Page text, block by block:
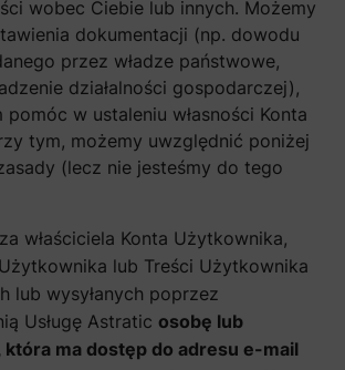
wobec Ciebie lub innych. Możemy
dokumentacji (np. dowodu
przez władze państwowe,
działalności gospodarczej),
w ustaleniu własności Konta
tym, możemy uwzględnić poniżej
(lecz nie jesteśmy do tego
właściciela Konta Użytkownika,
lub Treści Użytkownika
lub wysyłanych poprzez
Usługę Astratic osobę lub
która ma dostęp do adresu e-mail